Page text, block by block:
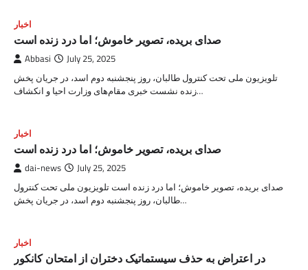
اخبار
صدای بریده، تصویر خاموش؛ اما درد زنده است
Abbasi July 25, 2025
تلویزیون ملی تحت کنترول طالبان، روز پنجشنبه دوم اسد، در جریان پخش
زنده نشست خبری مقام‌های وزارت احیا و انکشاف…
اخبار
صدای بریده، تصویر خاموش؛ اما درد زنده است
dai-news July 25, 2025
صدای بریده، تصویر خاموش؛ اما درد زنده است تلویزیون ملی تحت کنترول
طالبان، روز پنجشنبه دوم اسد، در جریان پخش…
اخبار
در اعتراض به حذف سیستماتیک دختران از امتحان کانکور